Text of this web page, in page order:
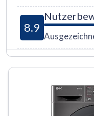
8.9